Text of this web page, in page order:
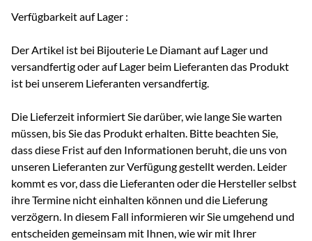
Verfügbarkeit auf Lager :
Der Artikel ist bei Bijouterie Le Diamant auf Lager und
versandfertig oder auf Lager beim Lieferanten das Produkt
ist bei unserem Lieferanten versandfertig.
Die Lieferzeit informiert Sie darüber, wie lange Sie warten
müssen, bis Sie das Produkt erhalten. Bitte beachten Sie,
dass diese Frist auf den Informationen beruht, die uns von
unseren Lieferanten zur Verfügung gestellt werden. Leider
kommt es vor, dass die Lieferanten oder die Hersteller selbst
ihre Termine nicht einhalten können und die Lieferung
verzögern. In diesem Fall informieren wir Sie umgehend und
entscheiden gemeinsam mit Ihnen, wie wir mit Ihrer